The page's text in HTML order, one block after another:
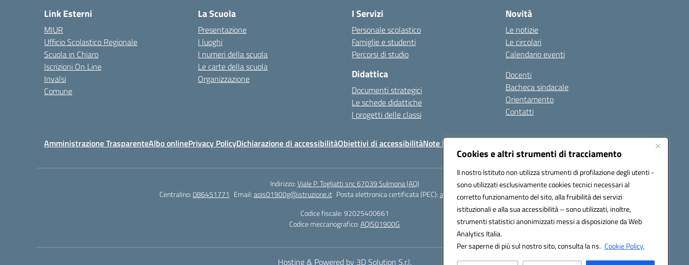
Cookies e altri strumenti di tracciamento
Il nostro Istituto non utilizza strumenti di profilazione degli utenti -
sono utilizzati esclusivamente cookies tecnici necessari al
corretto funzionamento del sito, alla fruibilità dei servizi
istituzionali e alla sua accessibilità – sono utilizzati, inoltre,
strumenti statistici anonimizzati messi a disposizione da Web
Analytics Italia.
Per saperne di più sul nostro sito, consulta la ns. Cookie Policy.
Link Esterni
MIUR
Ufficio Scolastico Regionale
Scuola in Chiaro
Iscrizioni On Line
Invalsi
Comune
La Scuola
Presentazione
I luoghi
I numeri della scuola
Le carte della scuola
Organizzazione
I Servizi
Personale scolastico
Famiglie e studenti
Percorsi di studio
Didattica
Documenti strategici
Le schede didattiche
I progetti delle classi
Novità
Le notizie
Le circolari
Calendario eventi
Docenti
Bacheca sindacale
Orientamento
Contatti
Amministrazione TrasparenteAlbo onlinePrivacy PolicyDichiarazione di accessibilitàObiettivi di accessibilitàNote legali
Indirizzo:Viale P. Togliatti snc 67039 Sulmona (AQ)
Centralino:086451771 Email:aqis01900g@istruzione.it Posta elettronica certificata (PEC):aqis01900g@pec.istruzione.it
Codice fiscale: 92025400661
Codice meccanografico:AQIS01900G
Hosting & Powered by 3D Solution S.r.l.